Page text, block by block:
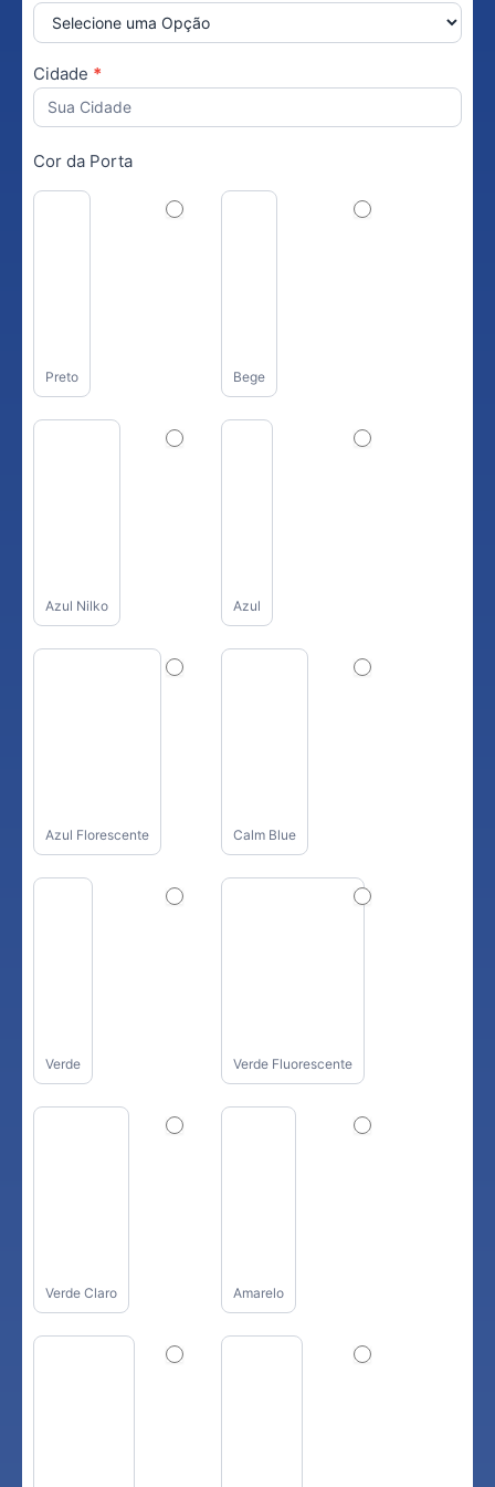
Cidade *
Cor da Porta
Preto Bege
Azul Nilko Azul
Azul Florescente Calm Blue
Verde Verde Fluorescente
Verde Claro Amarelo